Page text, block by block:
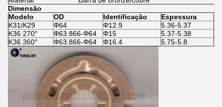
Dimensão
Modelo
OD Identificação
Espessura
K31/K29
Φ64 Φ12.9
5.36-5.37
K36 270°
Φ63.866-Φ64 Φ15
5.37-5.38
K36 360°
Φ63.866-Φ64 Φ16.4 5.75-5.8